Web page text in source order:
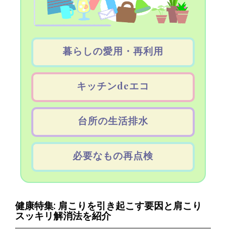
暮らしの愛用・再利用
キッチンdeエコ
台所の生活排水
必要なもの再点検
健康特集: 肩こりを引き起こす要因と肩こり
スッキリ解消法を紹介